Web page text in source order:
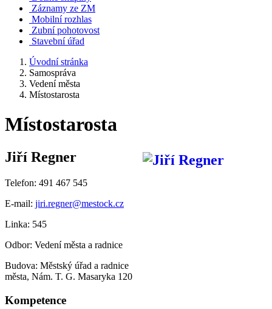
Záznamy ze ZM
Mobilní rozhlas
Zubní pohotovost
Stavební úřad
Úvodní stránka
Samospráva
Vedení města
Místostarosta
Místostarosta
Jiří Regner
Telefon: 491 467 545
E-mail: jiri.regner@mestock.cz
Linka: 545
Odbor: Vedení města a radnice
Budova: Městský úřad a radnice
města, Nám. T. G. Masaryka 120
Kompetence